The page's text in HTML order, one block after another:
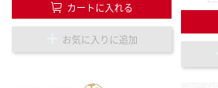
カートに入れる
お気に入りに追加